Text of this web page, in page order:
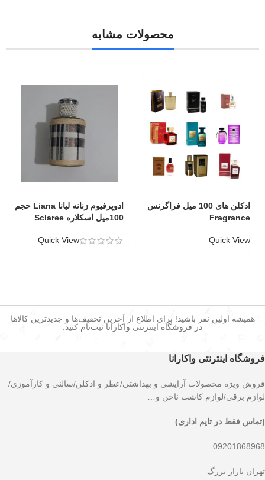
محصولات مشابه
ادکلن های 100 میل فراگرنس
Fragrance
Quick View
ادوپرفیوم زنانه لیانا Liana حجم
100میل اسکلاره Sclaree
Quick View
همیشه اولین نفر باشید! برای اطلاع از آخرین تخفیف‌ها و جدیدترین کالاها
در فروشگاه اینترنتی واکارانا ثبت‌نام کنید.
فروشگاه اینترنتی واکارانا
فروش ویژه محصولات آرایشی و بهداشتی/عطر و ادکلن/سالنی و کارآموزی/
لوازم برقی/لوازم کاشت ناخن و…
(تماس فقط در تایم اداری)
09201868968
تهران بازار بزرگ